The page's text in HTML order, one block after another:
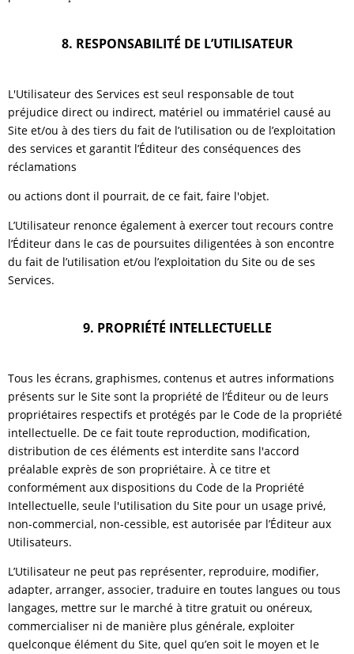
8. RESPONSABILITÉ DE L’UTILISATEUR
L'Utilisateur des Services est seul responsable de tout
préjudice direct ou indirect, matériel ou immatériel causé au
Site et/ou à des tiers du fait de l’utilisation ou de l’exploitation
des services et garantit l’Éditeur des conséquences des
réclamations
ou actions dont il pourrait, de ce fait, faire l'objet.
L’Utilisateur renonce également à exercer tout recours contre
l’Éditeur dans le cas de poursuites diligentées à son encontre
du fait de l’utilisation et/ou l’exploitation du Site ou de ses
Services.
9. PROPRIÉTÉ INTELLECTUELLE
Tous les écrans, graphismes, contenus et autres informations
présents sur le Site sont la propriété de l’Éditeur ou de leurs
propriétaires respectifs et protégés par le Code de la propriété
intellectuelle. De ce fait toute reproduction, modification,
distribution de ces éléments est interdite sans l'accord
préalable exprès de son propriétaire. À ce titre et
conformément aux dispositions du Code de la Propriété
Intellectuelle, seule l'utilisation du Site pour un usage privé,
non-commercial, non-cessible, est autorisée par l’Éditeur aux
Utilisateurs.
L’Utilisateur ne peut pas représenter, reproduire, modifier,
adapter, arranger, associer, traduire en toutes langues ou tous
langages, mettre sur le marché à titre gratuit ou onéreux,
commercialiser ni de manière plus générale, exploiter
quelconque élément du Site, quel qu’en soit le moyen et le